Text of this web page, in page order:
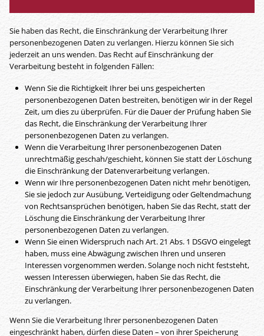
Sie haben das Recht, die Einschränkung der Verarbeitung Ihrer
personenbezogenen Daten zu verlangen. Hierzu können Sie sich
jederzeit an uns wenden. Das Recht auf Einschränkung der
Verarbeitung besteht in folgenden Fällen:
Wenn Sie die Richtigkeit Ihrer bei uns gespeicherten
personenbezogenen Daten bestreiten, benötigen wir in der Regel
Zeit, um dies zu überprüfen. Für die Dauer der Prüfung haben Sie
das Recht, die Einschränkung der Verarbeitung Ihrer
personenbezogenen Daten zu verlangen.
Wenn die Verarbeitung Ihrer personenbezogenen Daten
unrechtmäßig geschah/geschieht, können Sie statt der Löschung
die Einschränkung der Datenverarbeitung verlangen.
Wenn wir Ihre personenbezogenen Daten nicht mehr benötigen,
Sie sie jedoch zur Ausübung, Verteidigung oder Geltendmachung
von Rechtsansprüchen benötigen, haben Sie das Recht, statt der
Löschung die Einschränkung der Verarbeitung Ihrer
personenbezogenen Daten zu verlangen.
Wenn Sie einen Widerspruch nach Art. 21 Abs. 1 DSGVO eingelegt
haben, muss eine Abwägung zwischen Ihren und unseren
Interessen vorgenommen werden. Solange noch nicht feststeht,
wessen Interessen überwiegen, haben Sie das Recht, die
Einschränkung der Verarbeitung Ihrer personenbezogenen Daten
zu verlangen.
Wenn Sie die Verarbeitung Ihrer personenbezogenen Daten
eingeschränkt haben, dürfen diese Daten – von ihrer Speicherung